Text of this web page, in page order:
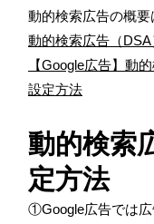
動的検索広告の概要
動的検索広告（DSA
【Google広告】動
設定方法
動的検索
定方法
①Google広告では